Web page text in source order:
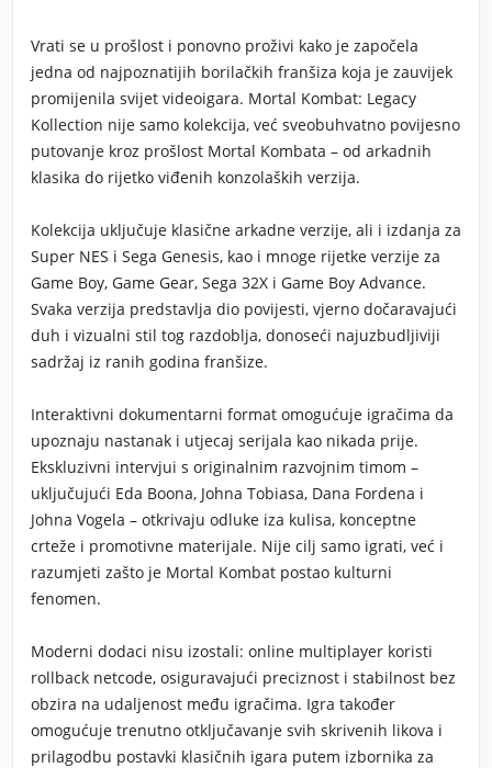
Vrati se u prošlost i ponovno proživi kako je započela
jedna od najpoznatijih borilačkih franšiza koja je zauvijek
promijenila svijet videoigara. Mortal Kombat: Legacy
Kollection nije samo kolekcija, već sveobuhvatno povijesno
putovanje kroz prošlost Mortal Kombata – od arkadnih
klasika do rijetko viđenih konzolaških verzija.
Kolekcija uključuje klasične arkadne verzije, ali i izdanja za
Super NES i Sega Genesis, kao i mnoge rijetke verzije za
Game Boy, Game Gear, Sega 32X i Game Boy Advance.
Svaka verzija predstavlja dio povijesti, vjerno dočaravajući
duh i vizualni stil tog razdoblja, donoseći najuzbudljiviji
sadržaj iz ranih godina franšize.
Interaktivni dokumentarni format omogućuje igračima da
upoznaju nastanak i utjecaj serijala kao nikada prije.
Ekskluzivni intervjui s originalnim razvojnim timom –
uključujući Eda Boona, Johna Tobiasa, Dana Fordena i
Johna Vogela – otkrivaju odluke iza kulisa, konceptne
crteže i promotivne materijale. Nije cilj samo igrati, već i
razumjeti zašto je Mortal Kombat postao kulturni
fenomen.
Moderni dodaci nisu izostali: online multiplayer koristi
rollback netcode, osiguravajući preciznost i stabilnost bez
obzira na udaljenost među igračima. Igra također
omogućuje trenutno otključavanje svih skrivenih likova i
prilagodbu postavki klasičnih igara putem izbornika za